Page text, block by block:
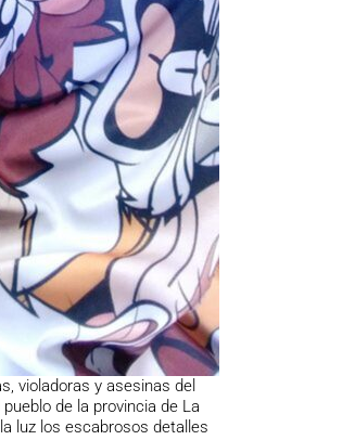
violadoras y asesinas del
de la provincia de La
luz los escabrosos detalles